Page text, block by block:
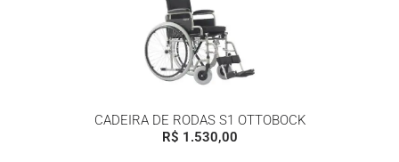
CADEIRA DE RODAS S1 OTTOBOCK
R$ 1.530,00